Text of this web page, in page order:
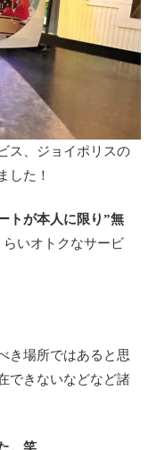
ス、ジョイポリスの
した！
トが本人に限り”無
いオトクなサービ
き場所ではあると思
できないなどなど諸